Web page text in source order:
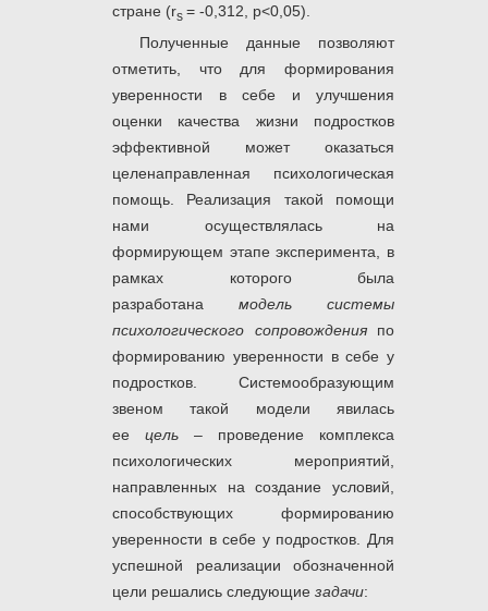
стране (rs = -0,312, р<0,05).
Полученные данные позволяют
отметить, что для формирования
уверенности в себе и улучшения
оценки качества жизни подростков
эффективной может оказаться
целенаправленная психологическая
помощь. Реализация такой помощи
нами осуществлялась на
формирующем этапе эксперимента, в
рамках которого была
разработана модель системы
психологического сопровожденияпо
формированию уверенности в себе у
подростков. Системообразующим
звеном такой модели явилась
ее цель – проведение комплекса
психологических мероприятий,
направленных на создание условий,
способствующих формированию
уверенности в себе у подростков. Для
успешной реализации обозначенной
цели решались следующие задачи: